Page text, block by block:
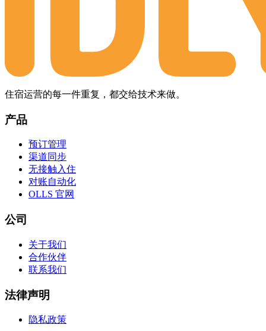
住宿运营的每一件重复，都交给技术来做。
产品
预订管理
渠道同步
无接触入住
对账自动化
OLLS 官网
公司
关于我们
合作伙伴
联系我们
法律声明
隐私政策